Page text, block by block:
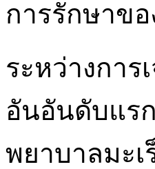
การรักษาข
ระหว่างกา
อันอันดับแร
พยาบาลมะ